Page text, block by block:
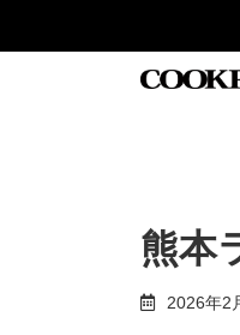
熊本
2026年2